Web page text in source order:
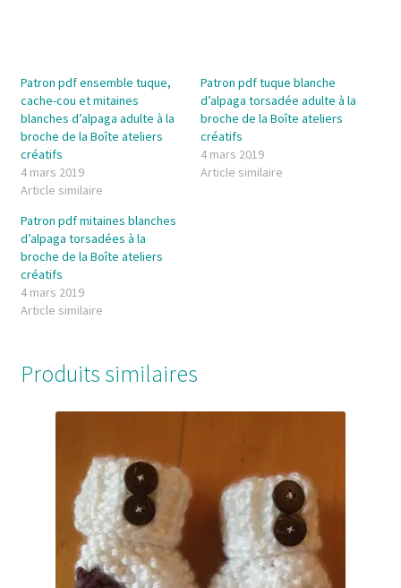
Patron pdf ensemble tuque,
cache-cou et mitaines
blanches d’alpaga adulte à la
broche de la Boîte ateliers
créatifs
4 mars 2019
Article similaire
Patron pdf tuque blanche
d’alpaga torsadée adulte à la
broche de la Boîte ateliers
créatifs
4 mars 2019
Article similaire
Patron pdf mitaines blanches
d’alpaga torsadées à la
broche de la Boîte ateliers
créatifs
4 mars 2019
Article similaire
Produits similaires